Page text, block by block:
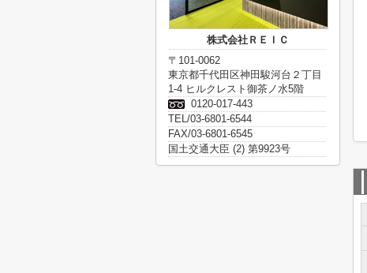
株式会社ＲＥＩＣ
〒101-0062
東京都千代田区神田駿河台２丁目
1-4 ヒルクレスト御茶ノ水5階
0120-017-443
TEL/03-6801-6544
FAX/03-6801-6545
国土交通大臣 (2) 第9923号